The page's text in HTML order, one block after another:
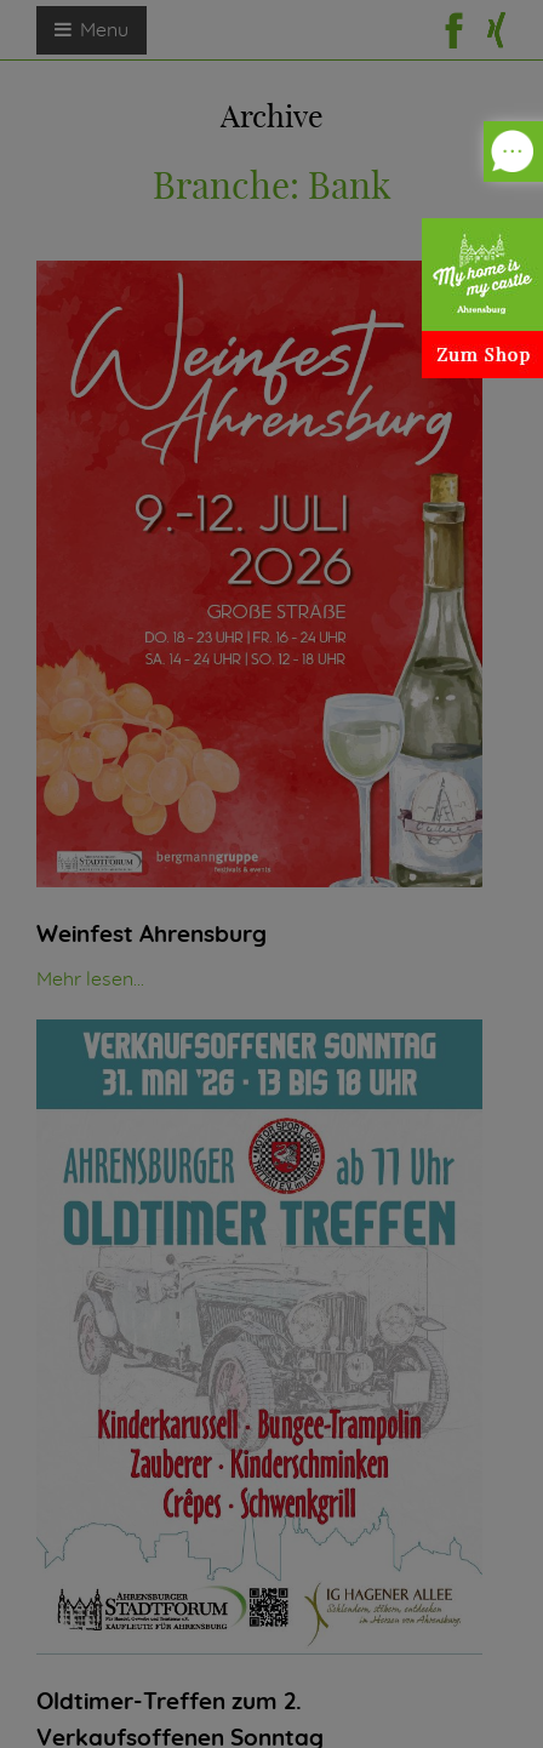
Menu
Archive
Branche: Bank
Weinfest Ahrensburg
Mehr lesen...
Oldtimer-Treffen zum 2.
Verkaufsoffenen Sonntag